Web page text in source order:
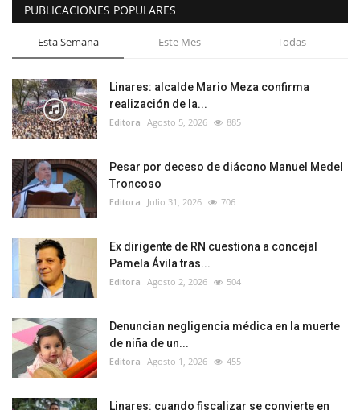
PUBLICACIONES POPULARES
Esta Semana Este Mes Todas
Linares: alcalde Mario Meza confirma
realización de la...
Editora Agosto 5, 2026 885
Pesar por deceso de diácono Manuel Medel
Troncoso
Editora Julio 31, 2026 706
Ex dirigente de RN cuestiona a concejal
Pamela Ávila tras...
Editora Agosto 2, 2026 504
Denuncian negligencia médica en la muerte
de niña de un...
Editora Agosto 1, 2026 455
Linares: cuando fiscalizar se convierte en